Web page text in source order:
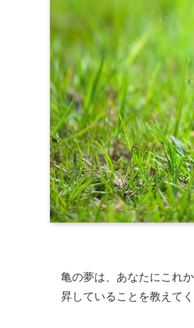
亀の夢は、あなたにこれ
昇していることを教えてく